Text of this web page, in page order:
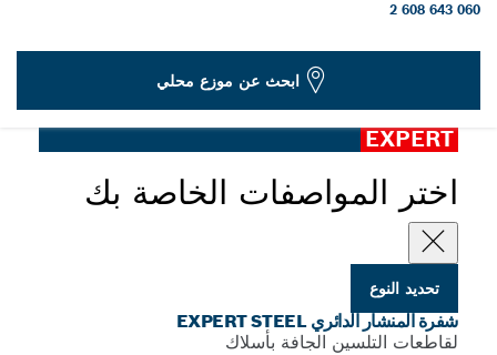
EXPERT
اختر المواصفات الخاصة بك
تحديد النوع
شفرة المنشار الدائري EXPERT STEEL
لقاطعات التلسين الجافة بأسلاك
2 608 643 060
ابحث عن موزع محلي